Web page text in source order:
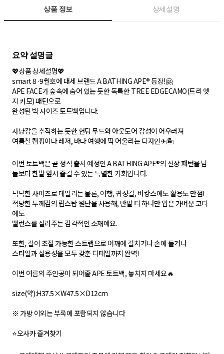
상품 정보 상세설명
요약 설명글
💖상품 상세설명💖
smart 8·9월호에 대세 브랜드 A BATHING APE® 등장!🤗
APE FACE가 숲속에 숨어 있는 듯한 독특한 TREE EDGECAMO(트리 엣
지 카모) 패턴으로
완성된 빅 사이즈 토트백입니다.
사냥감을 추적하는 듯한 헌팅 무드와 아웃도어 감성이 어우러져
여름철 캠핑이나 레저, 바다 여행에 딱 어울리는 디자인✈🏝
이번 토트백은 곧 정식 출시 예정인 A BATHING APE®의 신상 패턴을 남
들보다 한발 앞서 즐길 수 있는 특별한 기회입니다.
넉넉한 사이즈로 데일리는 물론, 여행, 귀성길, 바캉스에도 활용도 만점!
적당한 두께감의 립스탑 원단을 사용해, 반팔 티 하나만 입은 가벼운 코디
에도
밸런스를 살려주는 감각적인 소재예요.
또한, 길이 조절 가능한 스트랩으로 어깨에 걸치거나 손에 들거나
스타일과 실용성을 모두 갖춘 디테일까지 완벽!
이번 여름의 주인공이 되어줄 APE 토트백, 놓치지 마세요🔥
size(약):H37.5×W47.5×D12cm
※ 가방 이외는 부록에 포함되지 않습니다
⭐오사카 즐겨찾기